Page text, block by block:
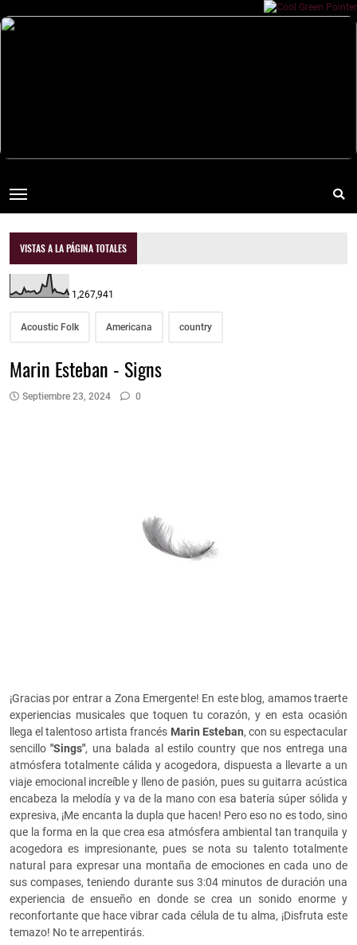
VISTAS A LA PÁGINA TOTALES
1,267,941
Acoustic Folk Americana country
Marin Esteban - Signs
Septiembre 23, 2024 0
¡Gracias por entrar a Zona Emergente! En este blog, amamos traerte
experiencias musicales que toquen tu corazón, y en esta ocasión
llega el talentoso artista francés Marin Esteban, con su espectacular
sencillo "Sings", una balada al estilo country que nos entrega una
atmósfera totalmente cálida y acogedora, dispuesta a llevarte a un
viaje emocional increíble y lleno de pasión, pues su guitarra acústica
encabeza la melodía y va de la mano con esa batería súper sólida y
expresiva, ¡Me encanta la dupla que hacen! Pero eso no es todo, sino
que la forma en la que crea esa atmósfera ambiental tan tranquila y
acogedora es impresionante, pues se nota su talento totalmente
natural para expresar una montaña de emociones en cada uno de
sus compases, teniendo durante sus 3:04 minutos de duración una
experiencia de ensueño en donde se crea un sonido enorme y
reconfortante que hace vibrar cada célula de tu alma, ¡Disfruta este
temazo! No te arrepentirás.